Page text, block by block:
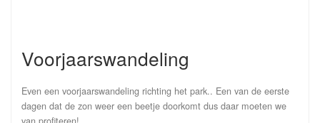
Voorjaarswandeling
Even een voorjaarswandeling richting het park.. Een van de eerste
dagen dat de zon weer een beetje doorkomt dus daar moeten we